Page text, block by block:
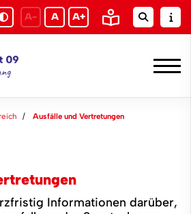
A- A A+
Ausfälle und Vertretungen
Informationen darüber,